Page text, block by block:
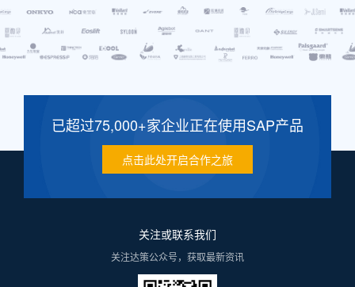
已超过75,000+家企业正在使用SAP产品
点击此处开启合作之旅
关注或联系我们
关注达策公众号，获取最新资讯